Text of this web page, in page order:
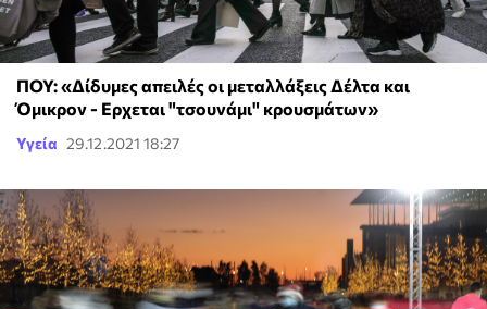
ΠΟΥ: «Δίδυμες απειλές οι μεταλλάξεις Δέλτα και
Όμικρον - Ερχεται "τσουνάμι" κρουσμάτων»
Υγεία 29.12.2021 18:27